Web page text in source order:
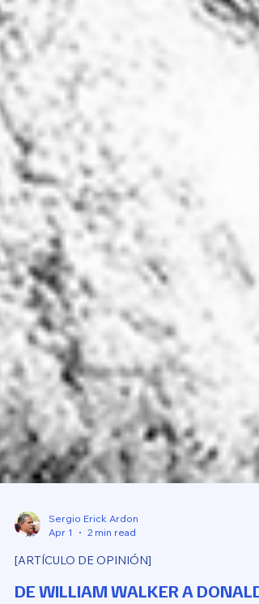
Sergio Erick Ardon
Apr 1
2 min read